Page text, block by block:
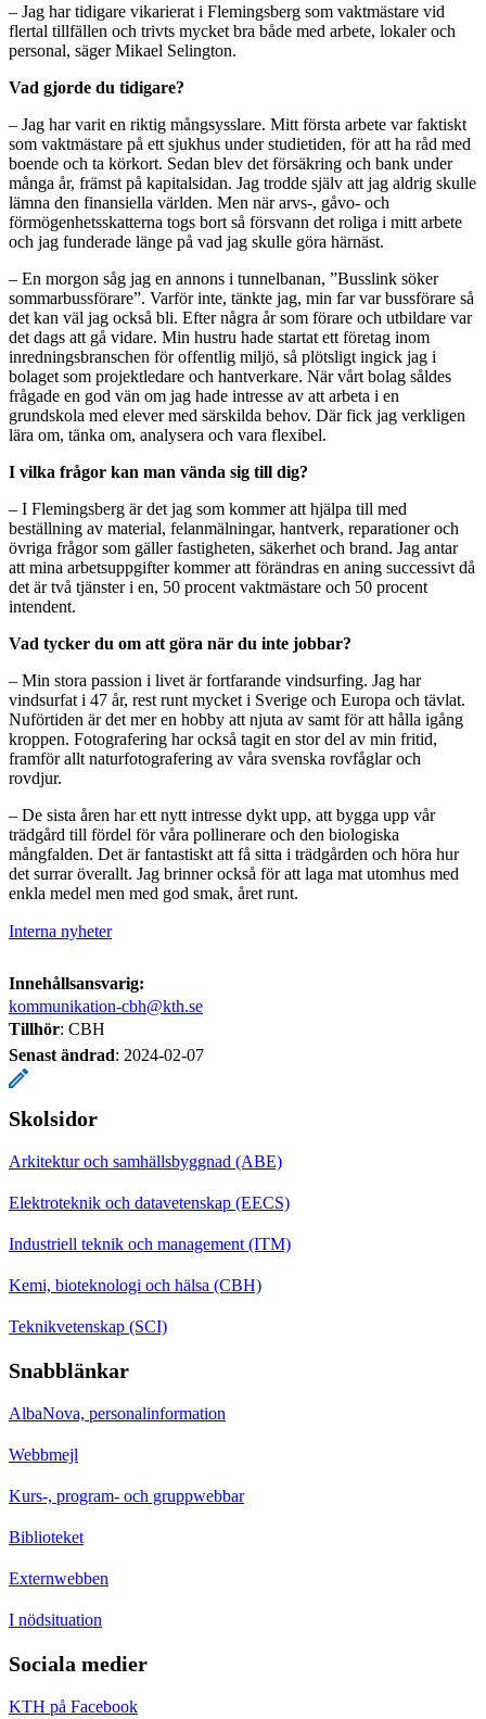
– Jag har tidigare vikarierat i Flemingsberg som vaktmästare vid
flertal tillfällen och trivts mycket bra både med arbete, lokaler och
personal, säger Mikael Selington.
Vad gjorde du tidigare?
– Jag har varit en riktig mångsysslare. Mitt första arbete var faktiskt
som vaktmästare på ett sjukhus under studietiden, för att ha råd med
boende och ta körkort. Sedan blev det försäkring och bank under
många år, främst på kapitalsidan. Jag trodde själv att jag aldrig skulle
lämna den finansiella världen. Men när arvs-, gåvo- och
förmögenhetsskatterna togs bort så försvann det roliga i mitt arbete
och jag funderade länge på vad jag skulle göra härnäst.
– En morgon såg jag en annons i tunnelbanan, ”Busslink söker
sommarbussförare”. Varför inte, tänkte jag, min far var bussförare så
det kan väl jag också bli. Efter några år som förare och utbildare var
det dags att gå vidare. Min hustru hade startat ett företag inom
inredningsbranschen för offentlig miljö, så plötsligt ingick jag i
bolaget som projektledare och hantverkare. När vårt bolag såldes
frågade en god vän om jag hade intresse av att arbeta i en
grundskola med elever med särskilda behov. Där fick jag verkligen
lära om, tänka om, analysera och vara flexibel.
I vilka frågor kan man vända sig till dig?
– I Flemingsberg är det jag som kommer att hjälpa till med
beställning av material, felanmälningar, hantverk, reparationer och
övriga frågor som gäller fastigheten, säkerhet och brand. Jag antar
att mina arbetsuppgifter kommer att förändras en aning successivt då
det är två tjänster i en, 50 procent vaktmästare och 50 procent
intendent.
Vad tycker du om att göra när du inte jobbar?
– Min stora passion i livet är fortfarande vindsurfing. Jag har
vindsurfat i 47 år, rest runt mycket i Sverige och Europa och tävlat.
Nuförtiden är det mer en hobby att njuta av samt för att hålla igång
kroppen. Fotografering har också tagit en stor del av min fritid,
framför allt naturfotografering av våra svenska rovfåglar och
rovdjur.
– De sista åren har ett nytt intresse dykt upp, att bygga upp vår
trädgård till fördel för våra pollinerare och den biologiska
mångfalden. Det är fantastiskt att få sitta i trädgården och höra hur
det surrar överallt. Jag brinner också för att laga mat utomhus med
enkla medel men med god smak, året runt.
Interna nyheter
Innehållsansvarig:
kommunikation-cbh@kth.se
Tillhör: CBH
Senast ändrad: 2024-02-07
Skolsidor
Arkitektur och samhällsbyggnad (ABE)
Elektroteknik och datavetenskap (EECS)
Industriell teknik och management (ITM)
Kemi, bioteknologi och hälsa (CBH)
Teknikvetenskap (SCI)
Snabblänkar
AlbaNova, personalinformation
Webbmejl
Kurs-, program- och gruppwebbar
Biblioteket
Externwebben
I nödsituation
Sociala medier
KTH på Facebook